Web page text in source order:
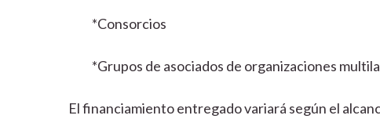
*Consorcios
*Grupos de asociados de organizaciones
El financiamiento entregado variará según el